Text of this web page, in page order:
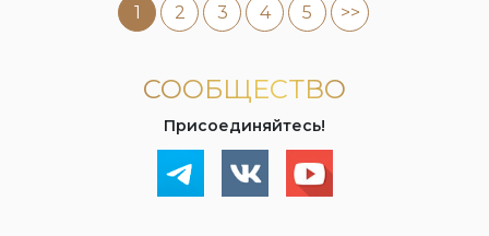
1 2 3 4 5 >>
СООБЩЕСТВО
Присоединяйтесь!